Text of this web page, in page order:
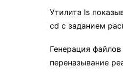
Утилита ls
cd с заданием
Генерация
переназывание